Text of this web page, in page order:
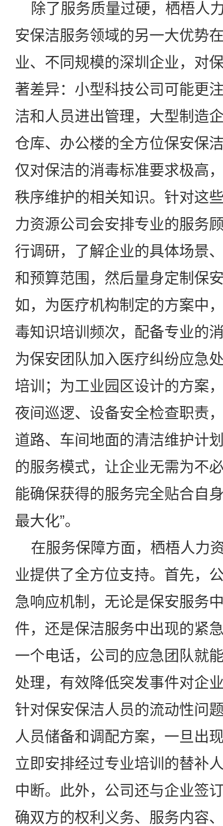
除了服务质量过硬，栖梧人
安保洁服务领域的另一大优势
业、不同规模的深圳企业，对
著差异：小型科技公司可能更
洁和人员进出管理，大型制造
仓库、办公楼的全方位保安保
仅对保洁的消毒标准要求极高
秩序维护的相关知识。针对这
力资源公司会安排专业的服务
行调研，了解企业的具体场景
和预算范围，然后量身定制保
如，为医疗机构制定的方案中
毒知识培训频次，配备专业的
为保安团队加入医疗纠纷应急
培训；为工业园区设计的方案
夜间巡逻、设备安全检查职责
道路、车间地面的清洁维护计
的服务模式，让企业无需为不
能确保获得的服务完全贴合自
最大化”。
在服务保障方面，栖梧人力
业提供了全方位支持。首先，
急响应机制，无论是保安服务
件，还是保洁服务中出现的紧
一个电话，公司的应急团队就
处理，有效降低突发事件对企
针对保安保洁人员的流动性问
人员储备和调配方案，一旦出
立即安排经过专业培训的替补
中断。此外，公司还与企业签
确双方的权利义务、服务内容